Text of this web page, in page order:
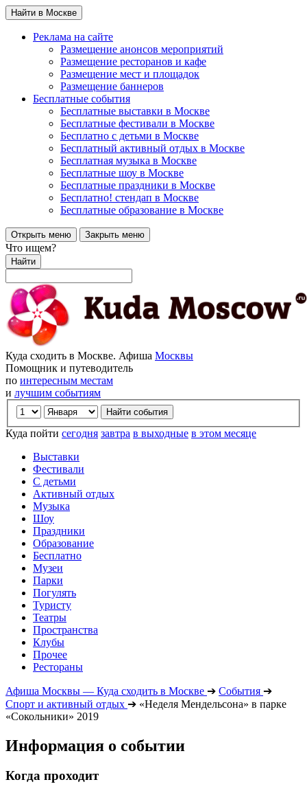
Найти в Москве
Реклама на сайте
Размещение анонсов мероприятий
Размещение ресторанов и кафе
Размещение мест и площадок
Размещение баннеров
Бесплатные события
Бесплатные выставки в Москве
Бесплатные фестивали в Москве
Бесплатно с детьми в Москве
Бесплатный активный отдых в Москве
Бесплатная музыка в Москве
Бесплатные шоу в Москве
Бесплатные праздники в Москве
Бесплатно! стендап в Москве
Бесплатные образование в Москве
Открыть меню Закрыть меню
Что ищем?
Найти
Куда сходить в Москве. Афиша Москвы
Помощник и путеводитель
по интересным местам
и лучшим событиям
Куда пойти сегодня завтра в выходные в этом месяце
Выставки
Фестивали
С детьми
Активный отдых
Музыка
Шоу
Праздники
Образование
Бесплатно
Музеи
Парки
Погулять
Туристу
Театры
Пространства
Клубы
Прочее
Рестораны
Афиша Москвы — Куда сходить в Москве ➔ События ➔
Спорт и активный отдых ➔ «Неделя Мендельсона» в парке
«Сокольники» 2019
Информация о событии
Когда проходит